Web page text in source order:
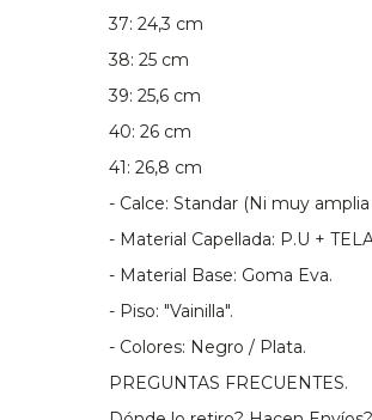
37: 24,3 cm
38: 25 cm
39: 25,6 cm
40: 26 cm
41: 26,8 cm
- Calce: Standar (Ni muy
- Material Capellada: P.U +
- Material Base: Goma Eva.
- Piso: "Vainilla".
- Colores: Negro / Plata.
PREGUNTAS FRECUENTES.